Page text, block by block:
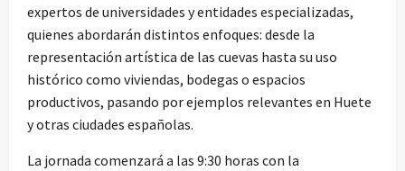
expertos de universidades y entidades especializadas,
quienes abordarán distintos enfoques: desde la
representación artística de las cuevas hasta su uso
histórico como viviendas, bodegas o espacios
productivos, pasando por ejemplos relevantes en Huete
y otras ciudades españolas.
La jornada comenzará a las 9:30 horas con la